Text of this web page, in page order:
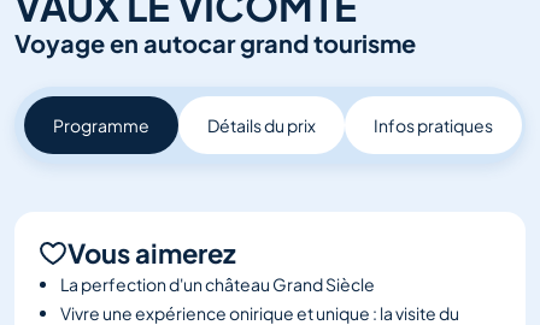
événements
Voyage en autocar grand tourisme
Programme Détails du prix Infos pratiques
Vous aimerez
La perfection d'un château Grand Siècle
Vivre une expérience onirique et unique : la visite du